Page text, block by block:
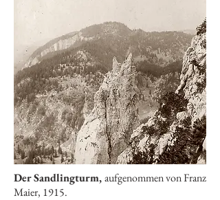
Der Sandlingturm,aufgenommen von Franz
Maier, 1915.